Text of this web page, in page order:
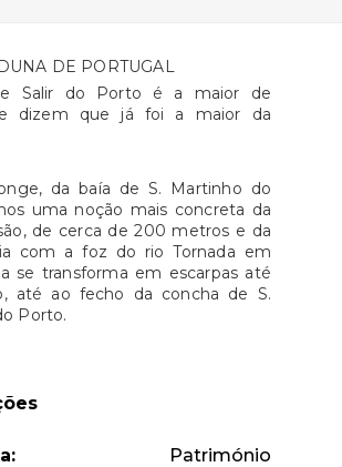
DE PORTUGAL
Salir do Porto é a maior de
dizem que já foi a maior da
da baía de S. Martinho do
uma noção mais concreta da
de cerca de 200 metros e da
com a foz do rio Tornada em
se transforma em escarpas até
até ao fecho da concha de S.
Porto.
Património